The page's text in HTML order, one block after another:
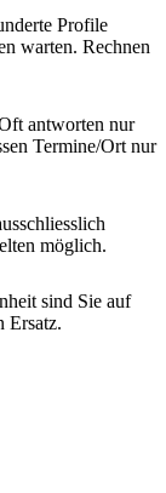
Profile
warten. Rechnen
antworten nur
Termine/Ort nur
möglich.
sind Sie auf
Ersatz.